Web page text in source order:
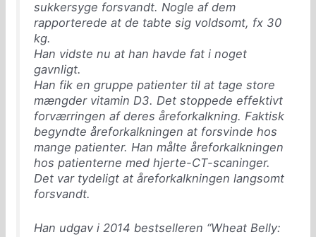
sukkersyge forsvandt. Nogle af dem
rapporterede at de tabte sig voldsomt, fx 30
kg.
Han vidste nu at han havde fat i noget
gavnligt.
Han fik en gruppe patienter til at tage store
mængder vitamin D3. Det stoppede effektivt
forværringen af deres åreforkalkning. Faktisk
begyndte åreforkalkningen at forsvinde hos
mange patienter. Han målte åreforkalkningen
hos patienterne med hjerte-CT-scaninger.
Det var tydeligt at åreforkalkningen langsomt
forsvandt.
Han udgav i 2014 bestselleren “Wheat Belly: